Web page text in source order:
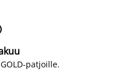
patjoille.